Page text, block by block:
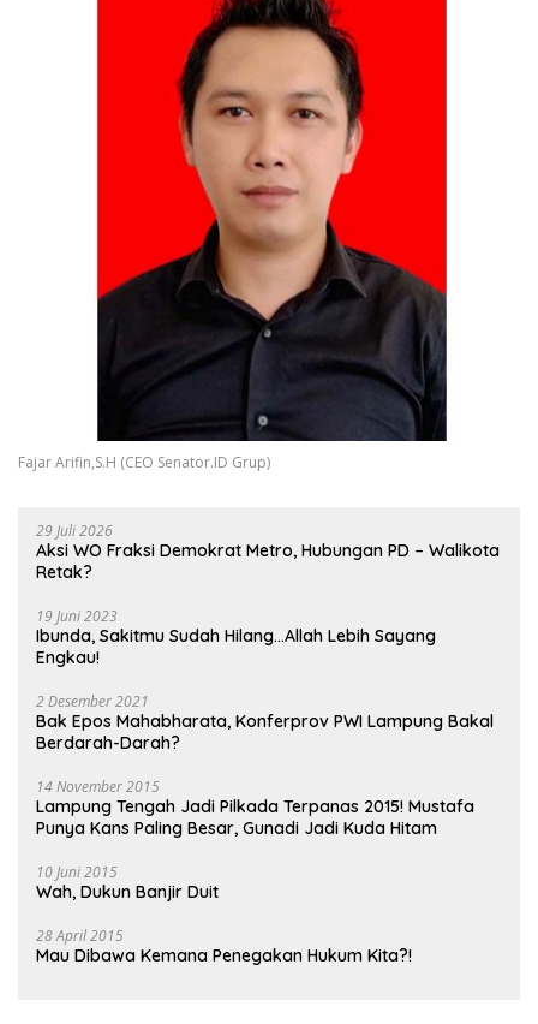
Fajar Arifin,S.H (CEO Senator.ID Grup)
29 Juli 2026
Aksi WO Fraksi Demokrat Metro, Hubungan PD – Walikota
Retak?
19 Juni 2023
Ibunda, Sakitmu Sudah Hilang…Allah Lebih Sayang
Engkau!
2 Desember 2021
Bak Epos Mahabharata, Konferprov PWI Lampung Bakal
Berdarah-Darah?
14 November 2015
Lampung Tengah Jadi Pilkada Terpanas 2015! Mustafa
Punya Kans Paling Besar, Gunadi Jadi Kuda Hitam
10 Juni 2015
Wah, Dukun Banjir Duit
28 April 2015
Mau Dibawa Kemana Penegakan Hukum Kita?!